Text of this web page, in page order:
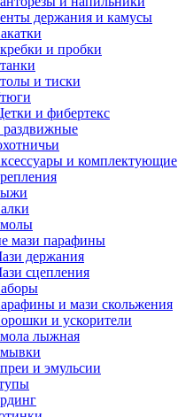
держания и камусы
и пробки
и тиски
и фибертекс
и комплектующие
мази парафины
держания
сцепления
и мази скольжения
и ускорители
лыжная
и эмульсии